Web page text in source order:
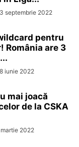
septembrie 2022
pentru
România are 3
iunie 2022
mai joacă
de la CSKA
martie 2022